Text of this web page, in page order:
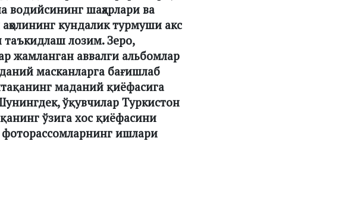
водийсининг шаҳарлари ва
кундалик турмуши акс
лозим. Зеро,
жамланган аввалги альбомлар
масканларга бағишлаб
маданий қиёфасига
ўқувчилар Туркистон
ўзига хос қиёфасини
ишлари